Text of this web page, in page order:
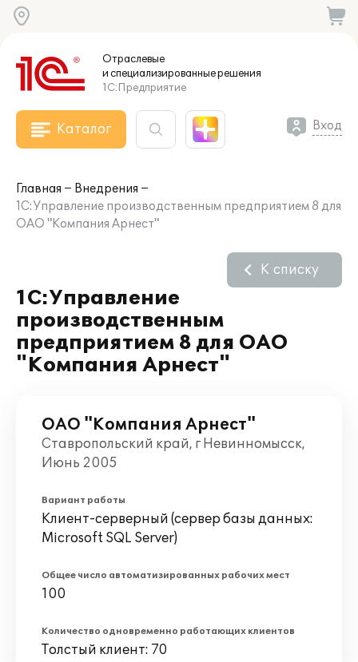
Отраслевые
и специализированныерешения
1С:Предприятие
Каталог Вход
Главная
Внедрения
1С:Управление производственным предприятием 8 для
ОАО "Компания Арнест"
1С:Управление
производственным
предприятием 8 для ОАО
"Компания Арнест"
К списку
ОАО "Компания Арнест"
Ставропольский край, г Невинномысск,
Июнь 2005
Вариант работы
Клиент-серверный (сервер базы данных:
Microsoft SQL Server)
Общее число автоматизированных рабочих мест
100
Количество одновременно работающих клиентов
Толстый клиент: 70